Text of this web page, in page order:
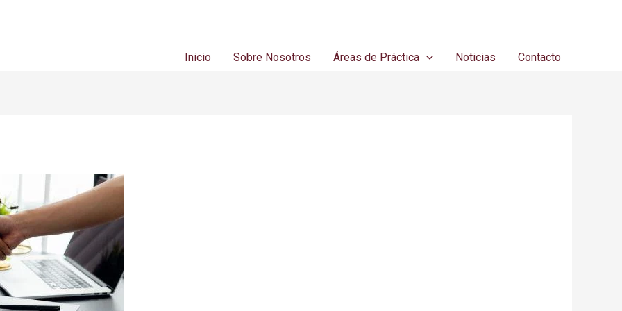
Inicio
Sobre Nosotros Áreas de Práctica Noticias Contacto